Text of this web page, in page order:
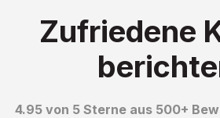
Zufriedene
4.95 von 5 Sterne aus 500+